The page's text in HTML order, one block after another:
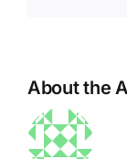
zur
About the